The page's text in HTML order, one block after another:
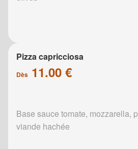
Pizza capricciosa
Dès 11.00 €
Base sauce tomate, mozzarella,
viande hachée